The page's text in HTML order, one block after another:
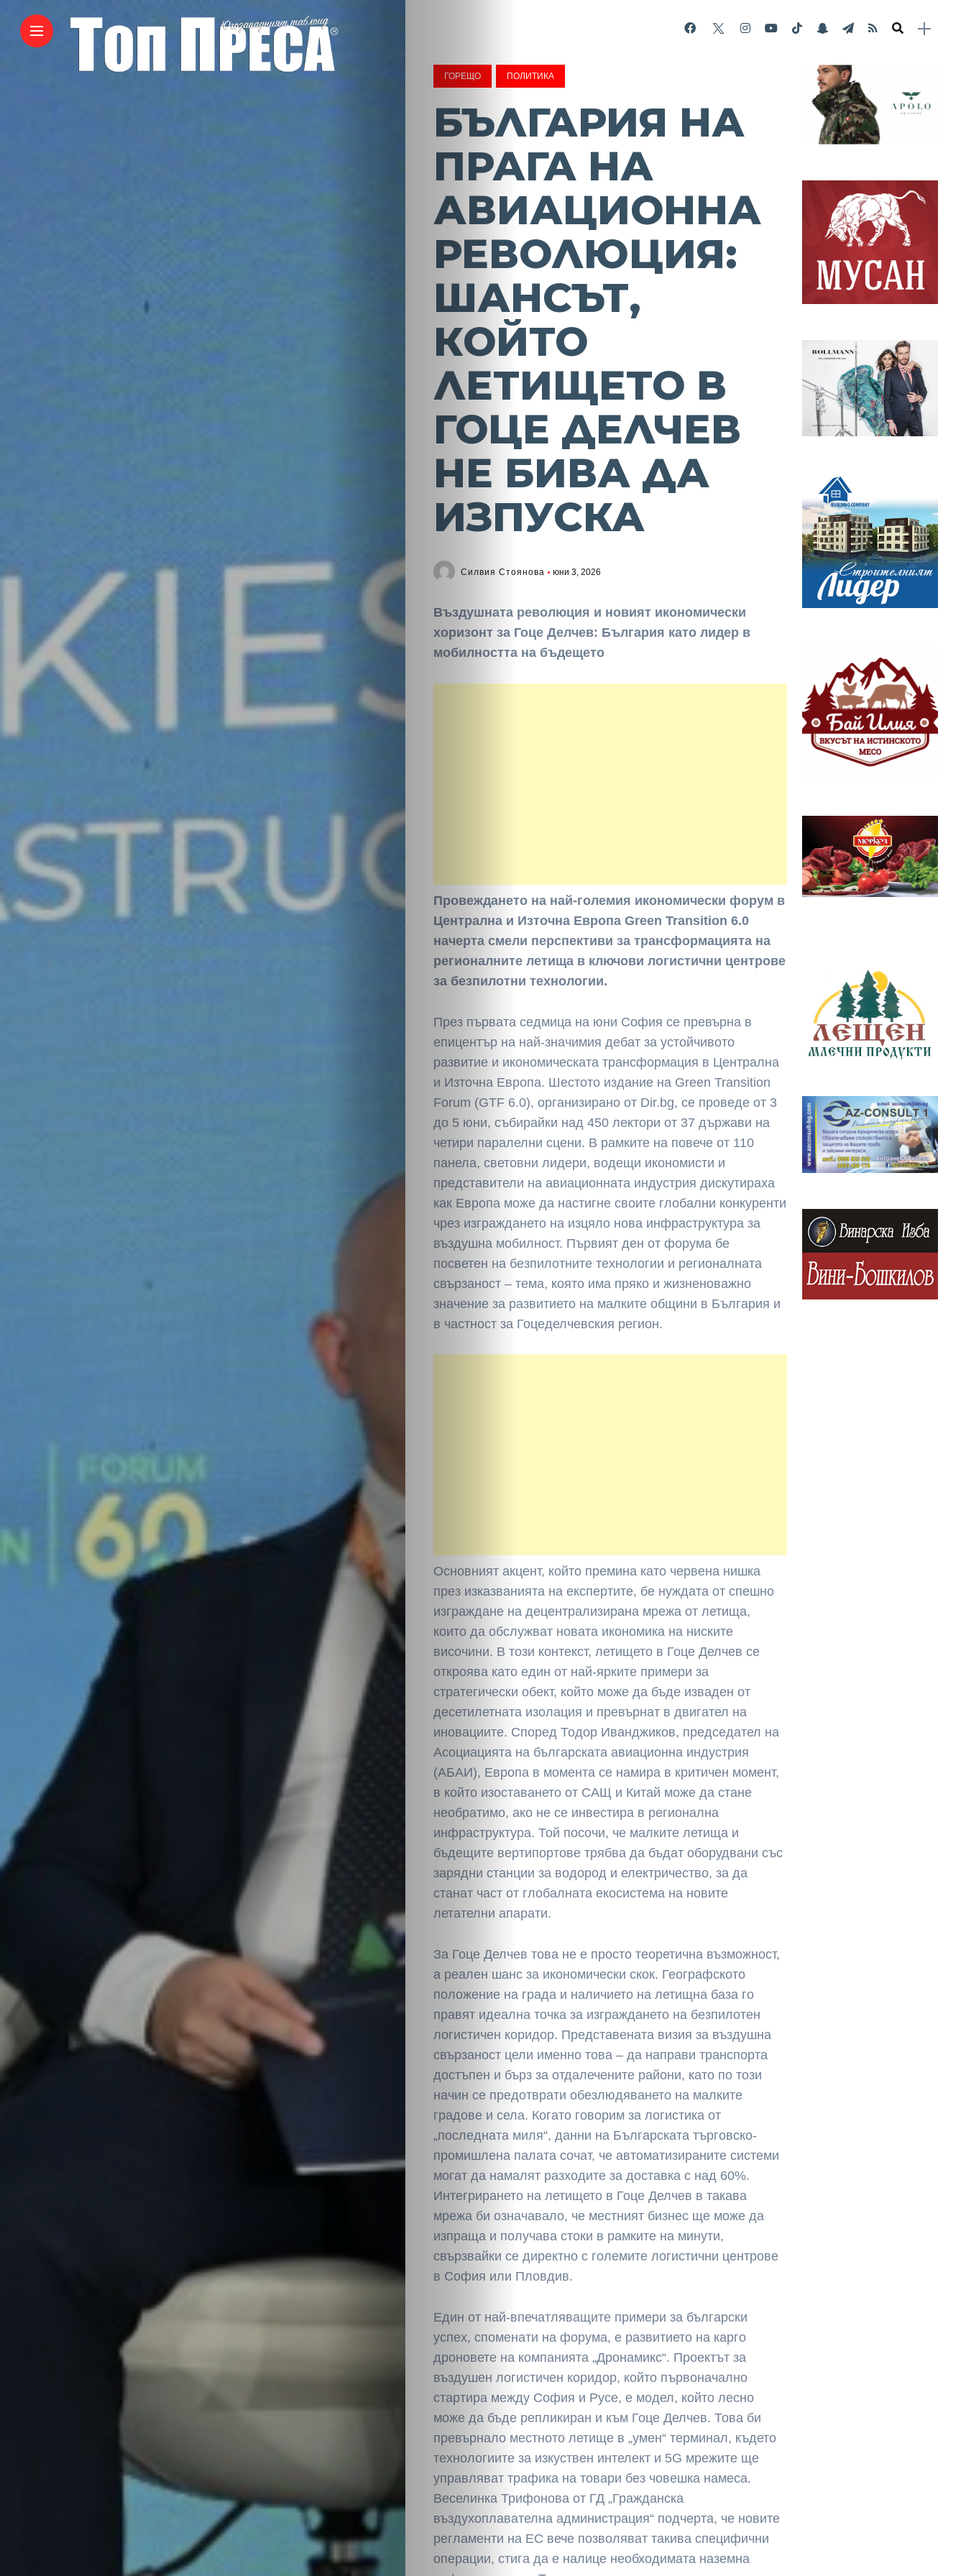
Скандали
Култура
Светско
Крими
Малки
обяви
Таблоид
Новини
Search
ГОРЕЩО ПОЛИТИКА
БЪЛГАРИЯ НА
ПРАГА НА
АВИАЦИОННА
РЕВОЛЮЦИЯ:
ШАНСЪТ,
КОЙТО
ЛЕТИЩЕТО В
ГОЦЕ ДЕЛЧЕВ
НЕ БИВА ДА
ИЗПУСКА
Силвия Стоянова юни 3, 2026
Въздушната революция и новият икономически
хоризонт за Гоце Делчев: България като лидер в
мобилността на бъдещето
Провеждането на най-големия икономически форум в
Централна и Източна Европа Green Transition 6.0
начерта смели перспективи за трансформацията на
регионалните летища в ключови логистични центрове
за безпилотни технологии.
През първата седмица на юни София се превърна в
епицентър на най-значимия дебат за устойчивото
развитие и икономическата трансформация в Централна
и Източна Европа. Шестото издание на Green Transition
Forum (GTF 6.0), организирано от Dir.bg, се проведе от 3
до 5 юни, събирайки над 450 лектори от 37 държави на
четири паралелни сцени. В рамките на повече от 110
панела, световни лидери, водещи икономисти и
представители на авиационната индустрия дискутираха
как Европа може да настигне своите глобални конкуренти
чрез изграждането на изцяло нова инфраструктура за
въздушна мобилност. Първият ден от форума бе
посветен на безпилотните технологии и регионалната
свързаност – тема, която има пряко и жизненоважно
значение за развитието на малките общини в България и
в частност за Гоцеделчевския регион.
Основният акцент, който премина като червена нишка
през изказванията на експертите, бе нуждата от спешно
изграждане на децентрализирана мрежа от летища,
които да обслужват новата икономика на ниските
височини. В този контекст, летището в Гоце Делчев се
откроява като един от най-ярките примери за
стратегически обект, който може да бъде изваден от
десетилетната изолация и превърнат в двигател на
иновациите. Според Тодор Иванджиков, председател на
Асоциацията на българската авиационна индустрия
(АБАИ), Европа в момента се намира в критичен момент,
в който изоставането от САЩ и Китай може да стане
необратимо, ако не се инвестира в регионална
инфраструктура. Той посочи, че малките летища и
бъдещите вертипортове трябва да бъдат оборудвани със
зарядни станции за водород и електричество, за да
станат част от глобалната екосистема на новите
летателни апарати.
За Гоце Делчев това не е просто теоретична възможност,
а реален шанс за икономически скок. Географското
положение на града и наличието на летищна база го
правят идеална точка за изграждането на безпилотен
логистичен коридор. Представената визия за въздушна
свързаност цели именно това – да направи транспорта
достъпен и бърз за отдалечените райони, като по този
начин се предотврати обезлюдяването на малките
градове и села. Когато говорим за логистика от
„последната миля“, данни на Българската търговско-
промишлена палата сочат, че автоматизираните системи
могат да намалят разходите за доставка с над 60%.
Интегрирането на летището в Гоце Делчев в такава
мрежа би означавало, че местният бизнес ще може да
изпраща и получава стоки в рамките на минути,
свързвайки се директно с големите логистични центрове
в София или Пловдив.
Един от най-впечатляващите примери за български
успех, споменати на форума, е развитието на карго
дроновете на компанията „Дронамикс“. Проектът за
въздушен логистичен коридор, който първоначално
стартира между София и Русе, е модел, който лесно
може да бъде репликиран и към Гоце Делчев. Това би
превърнало местното летище в „умен“ терминал, където
технологиите за изкуствен интелект и 5G мрежите ще
управляват трафика на товари без човешка намеса.
Веселинка Трифонова от ГД „Гражданска
въздухоплавателна администрация“ подчерта, че новите
регламенти на ЕС вече позволяват такива специфични
операции, стига да е налице необходимата наземна